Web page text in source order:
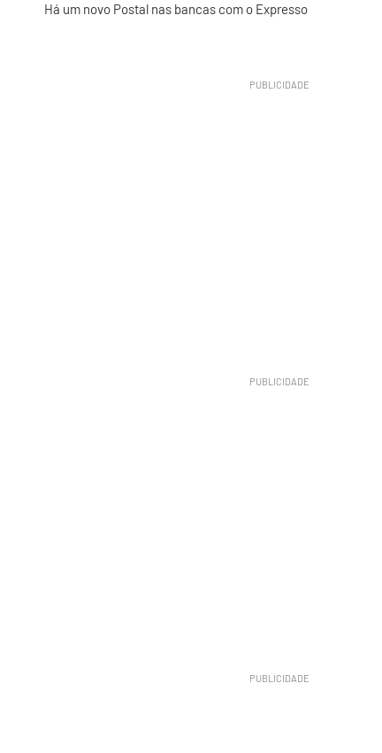
Há um novo Postal nas bancas com o Expresso